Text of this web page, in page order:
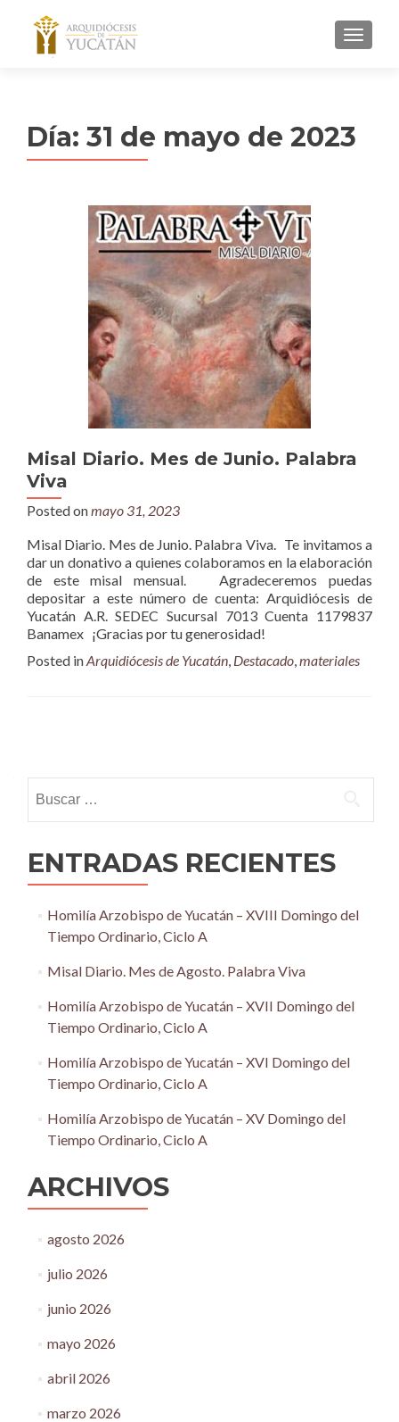
MENU
Día: 31 de mayo de 2023
Misal Diario. Mes de Junio. Palabra
Viva
Posted onmayo 31, 2023
Misal Diario. Mes de Junio. Palabra Viva. Te invitamos a
dar un donativo a quienes colaboramos en la elaboración
de este misal mensual. Agradeceremos puedas
depositar a este número de cuenta: Arquidiócesis de
Yucatán A.R. SEDEC Sucursal 7013 Cuenta 1179837
Banamex ¡Gracias por tu generosidad!
Posted inArquidiócesis de Yucatán, Destacado,materiales
navigation
ENTRADAS RECIENTES
Homilía Arzobispo de Yucatán – XVIII Domingo del
Tiempo Ordinario, Ciclo A
Misal Diario. Mes de Agosto. Palabra Viva
Homilía Arzobispo de Yucatán – XVII Domingo del
Tiempo Ordinario, Ciclo A
Homilía Arzobispo de Yucatán – XVI Domingo del
Tiempo Ordinario, Ciclo A
Homilía Arzobispo de Yucatán – XV Domingo del
Tiempo Ordinario, Ciclo A
ARCHIVOS
agosto 2026
julio 2026
junio 2026
mayo 2026
abril 2026
marzo 2026